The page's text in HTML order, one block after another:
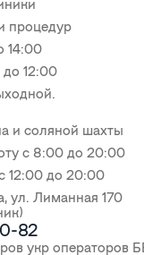
процедур
14:00
12:00
и соляной шахты
с 8:00 до 20:00
12:00 до 20:00
ул. Лиманная 170
82
укр операторов